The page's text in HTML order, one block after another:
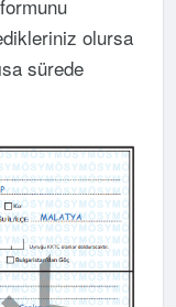
olursa
sürede